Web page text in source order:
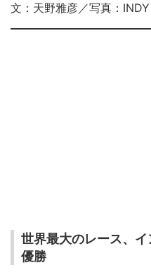
文：天野雅彦／写真：
世界最大のレース、
優勝